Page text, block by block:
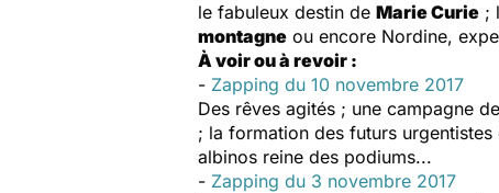
le fabuleux destin de Marie Curie ;
montagne ou encore Nordine,
À voir ou à revoir :
- Zapping du 10 novembre 2017
Des rêves agités ; une campagne
; la formation des futurs
albinos reine des podiums...
- Zapping du 3 novembre 2017